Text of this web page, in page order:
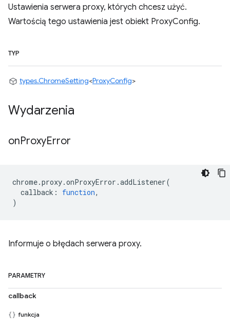
Ustawienia serwera proxy, których chcesz użyć.
Wartością tego ustawienia jest obiekt ProxyConfig.
TYP
types.ChromeSetting<ProxyConfig>
Wydarzenia
onProxyError
chrome.proxy.onProxyError .addListener(
callback : function,
)
Informuje o błędach serwera proxy.
PARAMETRY
callback
funkcja